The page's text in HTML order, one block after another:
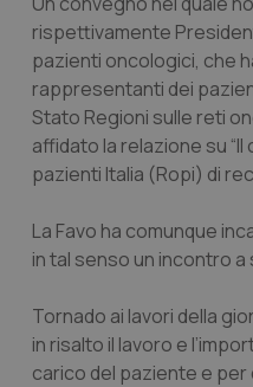
rispettivamente
pazienti oncologici, che
rappresentanti dei
Stato Regioni sulle reti
affidato la relazione su
pazienti Italia (Ropi) di
La Favo ha comunque
in tal senso un incontro
Tornado ai lavori della
in risalto il lavoro e
carico del paziente e per